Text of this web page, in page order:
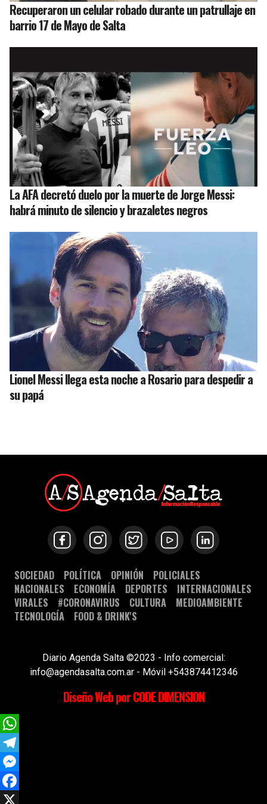
Recuperaron un celular robado durante un patrullaje en
barrio 17 de Mayo de Salta
La AFA decretó duelo por la muerte de Jorge Messi:
habrá minuto de silencio y brazaletes negros
Lionel Messi llega esta noche a Rosario para despedir a
su papá
SOCIEDAD POLÍTICA OPINIÓN
POLICIALES
NACIONALES
ECONOMÍA DEPORTES
INTERNACIONALES
VIRALES
#CORONAVIRUS CULTURA
MEDIOAMBIENTE
TECNOLOGÍA
FOOD & DRINK'S
Diario Agenda Salta ©2023 - Info comercial:
info@agendasalta.com.ar - Móvil +543874412346
Diseño Web por CODE DIMENSION
WhatsApp
Telegram
Messenger
Facebook